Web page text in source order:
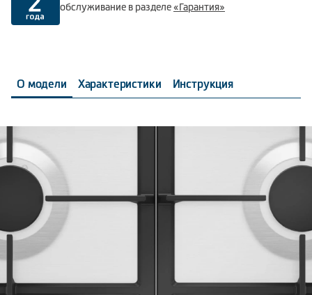
обслуживание в разделе«Гарантия»
О модели Характеристики Инструкция